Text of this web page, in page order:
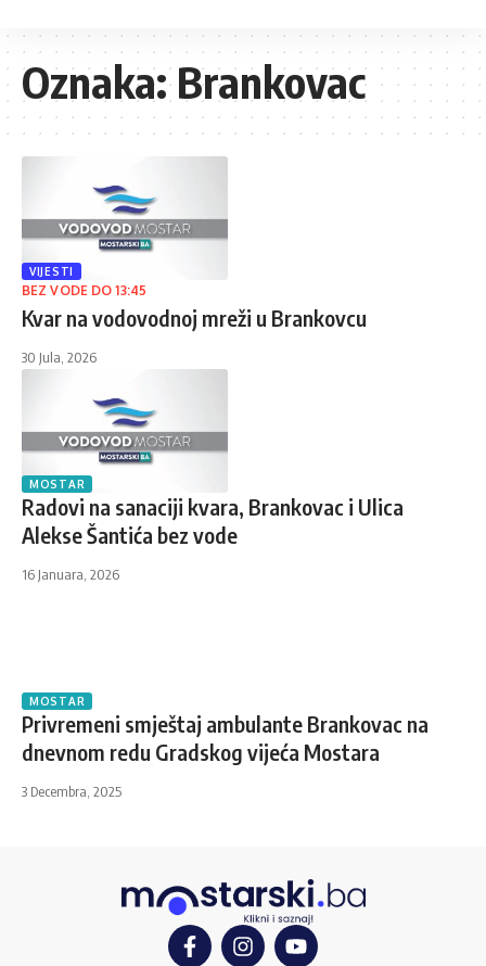
Oznaka:Brankovac
VIJESTI
BEZ VODE DO 13:45
Kvar na vodovodnoj mreži u Brankovcu
30 Jula, 2026
MOSTAR
Radovi na sanaciji kvara, Brankovac i Ulica
Alekse Šantića bez vode
16 Januara, 2026
MOSTAR
Privremeni smještaj ambulante Brankovac na
dnevnom redu Gradskog vijeća Mostara
3 Decembra, 2025